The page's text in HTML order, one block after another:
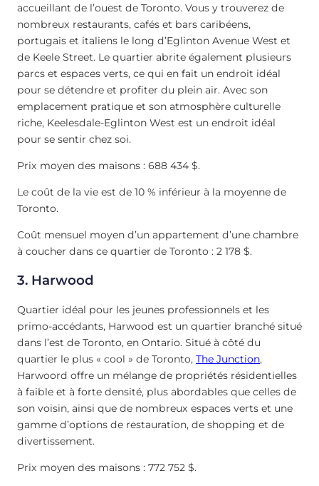
accueillant de l’ouest de Toronto. Vous y trouverez de
nombreux restaurants, cafés et bars caribéens,
portugais et italiens le long d’Eglinton Avenue West et
de Keele Street. Le quartier abrite également plusieurs
parcs et espaces verts, ce qui en fait un endroit idéal
pour se détendre et profiter du plein air. Avec son
emplacement pratique et son atmosphère culturelle
riche, Keelesdale-Eglinton West est un endroit idéal
pour se sentir chez soi.
Prix moyen des maisons : 688 434 $.
Le coût de la vie est de 10 % inférieur à la moyenne de
Toronto.
Coût mensuel moyen d’un appartement d’une chambre
à coucher dans ce quartier de Toronto : 2 178 $.
3. Harwood
Quartier idéal pour les jeunes professionnels et les
primo-accédants, Harwood est un quartier branché situé
dans l’est de Toronto, en Ontario. Situé à côté du
quartier le plus « cool » de Toronto, The Junction,
Harwoord offre un mélange de propriétés résidentielles
à faible et à forte densité, plus abordables que celles de
son voisin, ainsi que de nombreux espaces verts et une
gamme d’options de restauration, de shopping et de
divertissement.
Prix moyen des maisons : 772 752 $.